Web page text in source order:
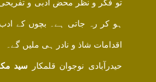
تو فکر و نظر محض ادبی و
ہو کر رہ جاتی ہے۔ بچوں کے
اقدامات شاذ و نادر ہی ملیں گے۔
حیدرآبادی نوجوان قلمکار سید